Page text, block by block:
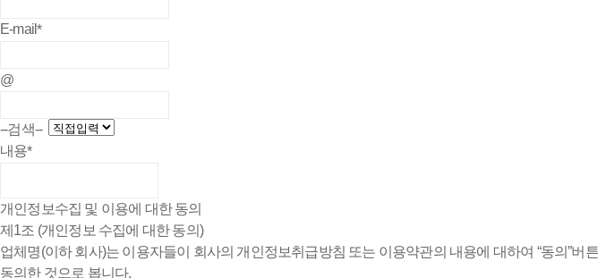
E-mail*
@
--검색--
내용*
개인정보수집 및 이용에 대한 동의
제1조 (개인정보 수집에 대한 동의)
업체명(이하 회사)는 이용자들이 회사의 개인정보취급방침 또는 이용약관의 내용에 대하여 “동의”버
동의한 것으로 봅니다.